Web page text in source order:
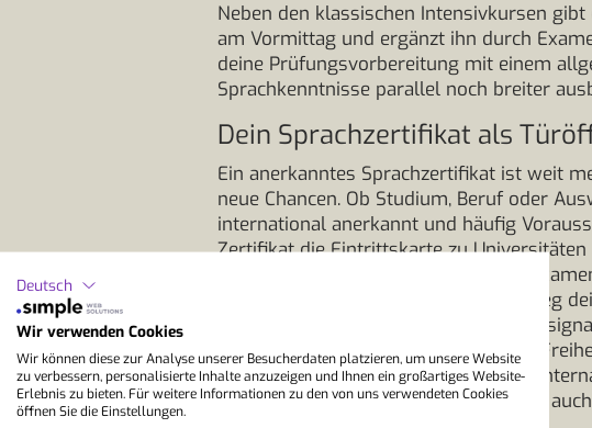
Neben den klassischen Intensivkursen
am Vormittag und ergänzt ihn durch
deine Prüfungsvorbereitung mit einem
Sprachkenntnisse parallel noch breiter
Dein Sprachzertifikat als
Ein anerkanntes Sprachzertifikat ist weit
neue Chancen. Ob Studium, Beruf oder
international anerkannt und häufig
Zertifikat die Eintrittskarte zu
einem erfolgreich abgeschlossenen
schätzen Zertifikate als objektiven Beleg
nächsten Karriereschritt. Ein Zertifikat
erreichst. Darüber hinaus eröffnet es
über Arbeitsmöglichkeiten bis hin zu
nicht nur einen Platz im Kurs, sondern
Deutsch
Wir verwenden Cookies
Wir können diese zur Analyse unserer Besucherdaten platzieren, um unsere Website
zu verbessern, personalisierte Inhalte anzuzeigen und Ihnen ein großartiges Website-
Erlebnis zu bieten. Für weitere Informationen zu den von uns verwendeten Cookies
öffnen Sie die Einstellungen.